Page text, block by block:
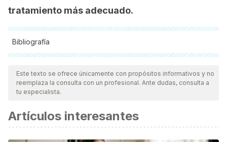
tratamiento más adecuado.
Bibliografía
Todas las fuentes citadas fueron revisadas a profundidad por
nuestro equipo, para asegurar su calidad, confiabilidad,
vigencia y validez.La bibliografía de este artículo fue
científica.
American Academy of Pediatrics. (2004). Clinical Practice
Este texto se ofrece únicamente con propósitos informativos y no
reemplaza la consulta con un profesional. Ante dudas, consulta a
tu especialista.
Artículos interesantes